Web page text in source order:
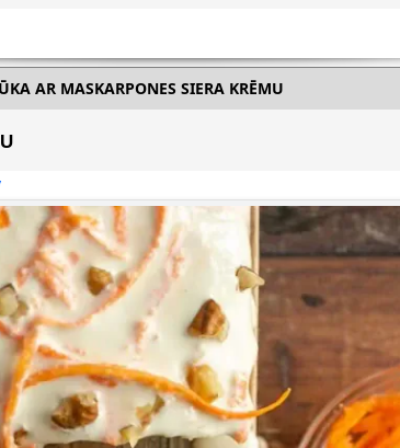
AR MASKARPONES SIERA KRĒMU